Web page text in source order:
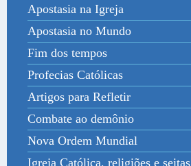
Apostasia na Igreja
Apostasia no Mundo
Fim dos tempos
Profecias Católicas
Artigos para Refletir
Combate ao demônio
Nova Ordem Mundial
Igreja Católica, religiões e seitas